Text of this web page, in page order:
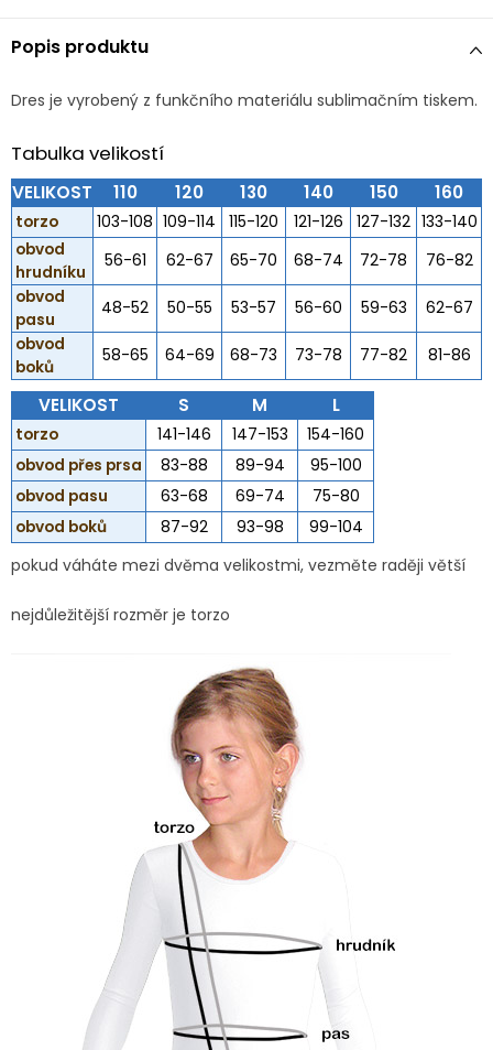
Popis produktu
Dres je vyrobený z funkčního materiálu sublimačním tiskem.
Tabulka velikostí
VELIKOST 110 120 130 140 150 160
torzo 103-108 109-114 115-120 121-126 127-132 133-140
obvod
hrudníku
56-61 62-67 65-70 68-74 72-78
76-82
obvod
pasu
48-52 50-55 53-57 56-60 59-63
62-67
obvod
boků
58-65 64-69 68-73 73-78 77-82 81-86
VELIKOST S M L
torzo 141-146 147-153
154-160
obvod přes prsa
83-88 89-94
95-100
obvod pasu
63-68 69-74
75-80
obvod boků
87-92 93-98
99-104
pokud váháte mezi dvěma velikostmi, vezměte raději větší
nejdůležitější rozměr je torzo